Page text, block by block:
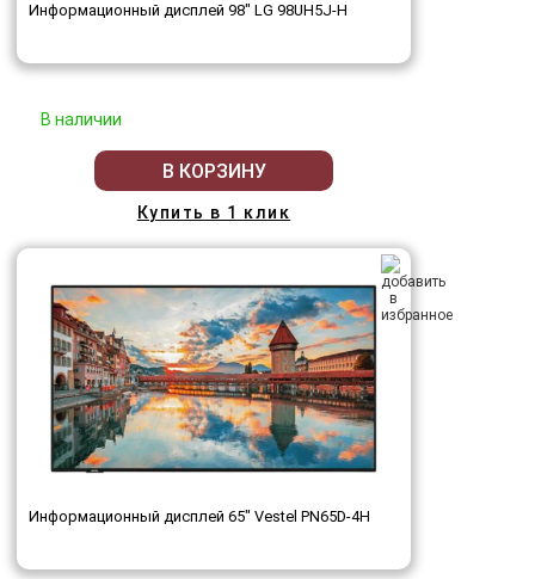
Информационный дисплей 98" LG 98UH5J-H
В наличии
В КОРЗИНУ
Купить в 1 клик
Информационный дисплей 65" Vestel PN65D-4H